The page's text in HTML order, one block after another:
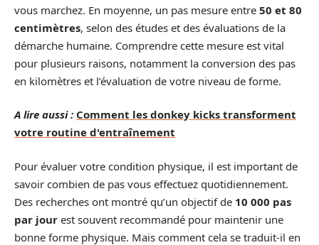
vous marchez. En moyenne, un pas mesure entre 50 et 80
centimètres, selon des études et des évaluations de la
démarche humaine. Comprendre cette mesure est vital
pour plusieurs raisons, notamment la conversion des pas
en kilomètres et l’évaluation de votre niveau de forme.
A lire aussi : Comment les donkey kicks transforment
votre routine d'entraînement
Pour évaluer votre condition physique, il est important de
savoir combien de pas vous effectuez quotidiennement.
Des recherches ont montré qu’un objectif de 10 000 pas
par jour est souvent recommandé pour maintenir une
bonne forme physique. Mais comment cela se traduit-il en